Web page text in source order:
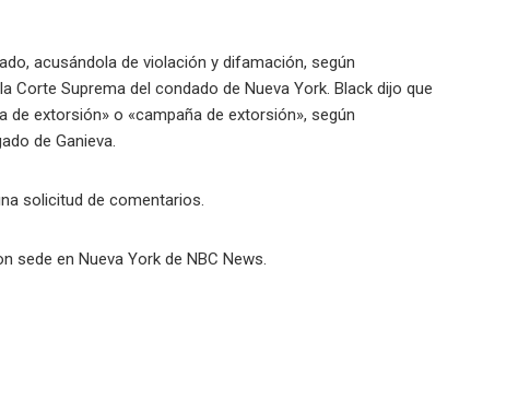
acusándola de violación y difamación, según
Corte Suprema del condado de Nueva York. Black dijo que
de extorsión» o «campaña de extorsión», según
de Ganieva.
solicitud de comentarios.
sede en Nueva York de NBC News.